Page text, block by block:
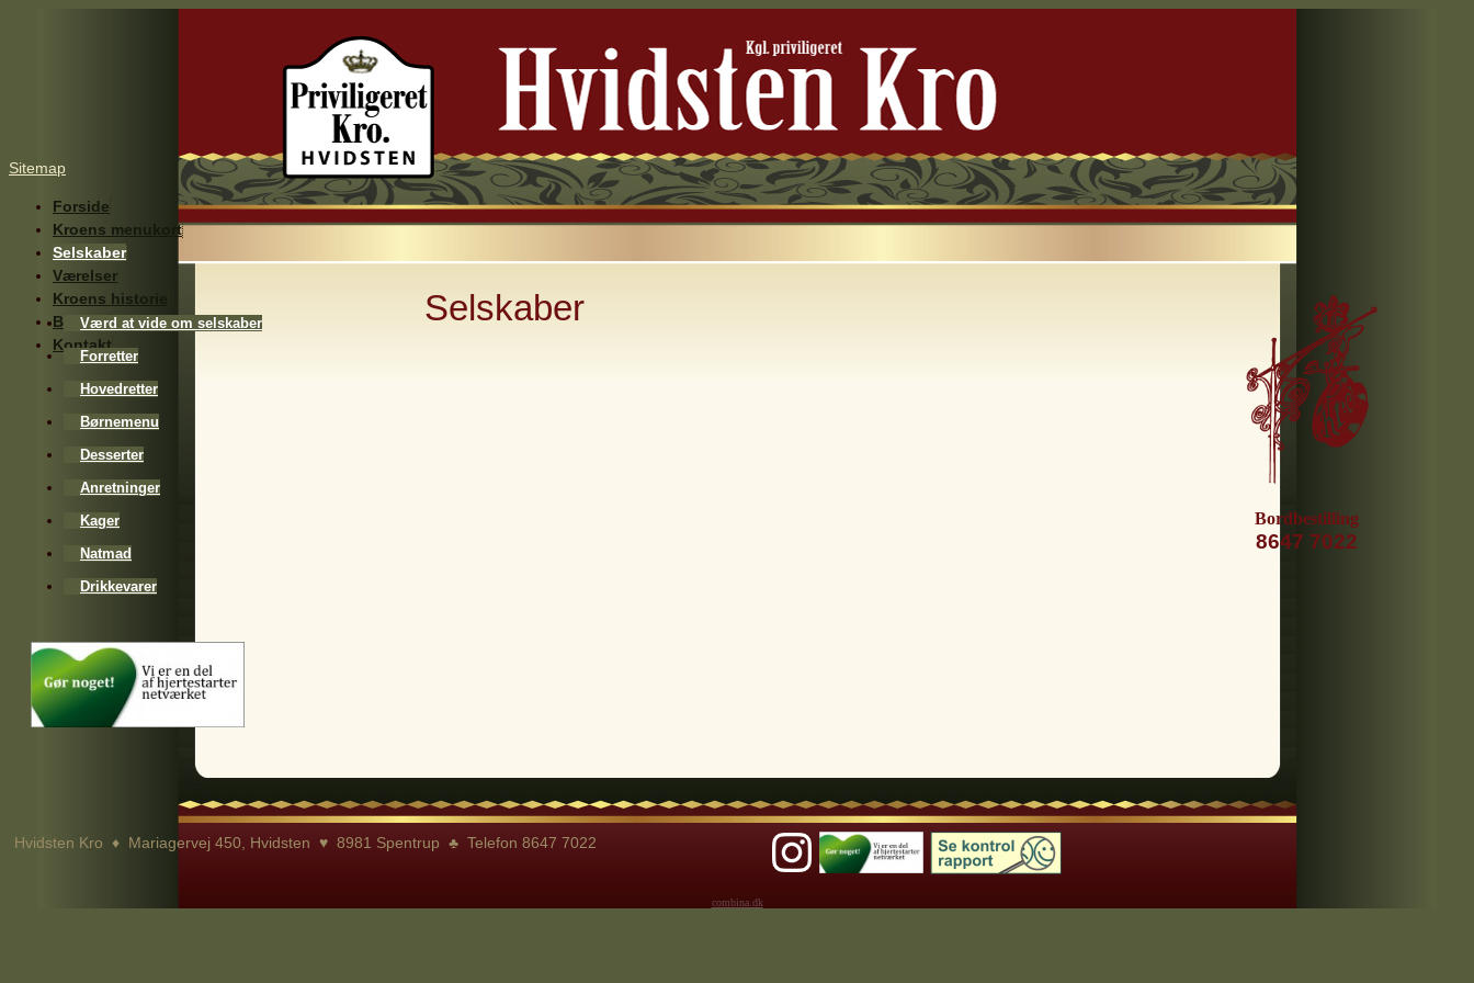
Sitemap
Forside
Kroens menukort
Selskaber
Værelser
Kroens historie
Billeder
Kontakt
Værd at vide om selskaber
Forretter
Hovedretter
Børnemenu
Desserter
Anretninger
Kager
Natmad
Drikkevarer
Selskaber
Bordbestilling
8647 7022
Hvidsten Kro ♦ Mariagervej 450, Hvidsten ♥ 8981 Spentrup ♣ Telefon 8647 7022
combina.dk